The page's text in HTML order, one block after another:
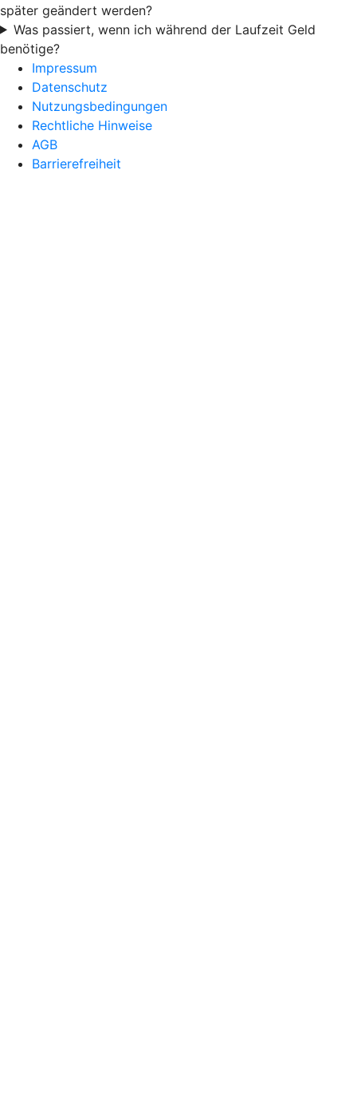
später geändert werden?
Was passiert, wenn ich während der Laufzeit Geld
benötige?
Impressum
Datenschutz
Nutzungsbedingungen
Rechtliche Hinweise
AGB
Barrierefreiheit